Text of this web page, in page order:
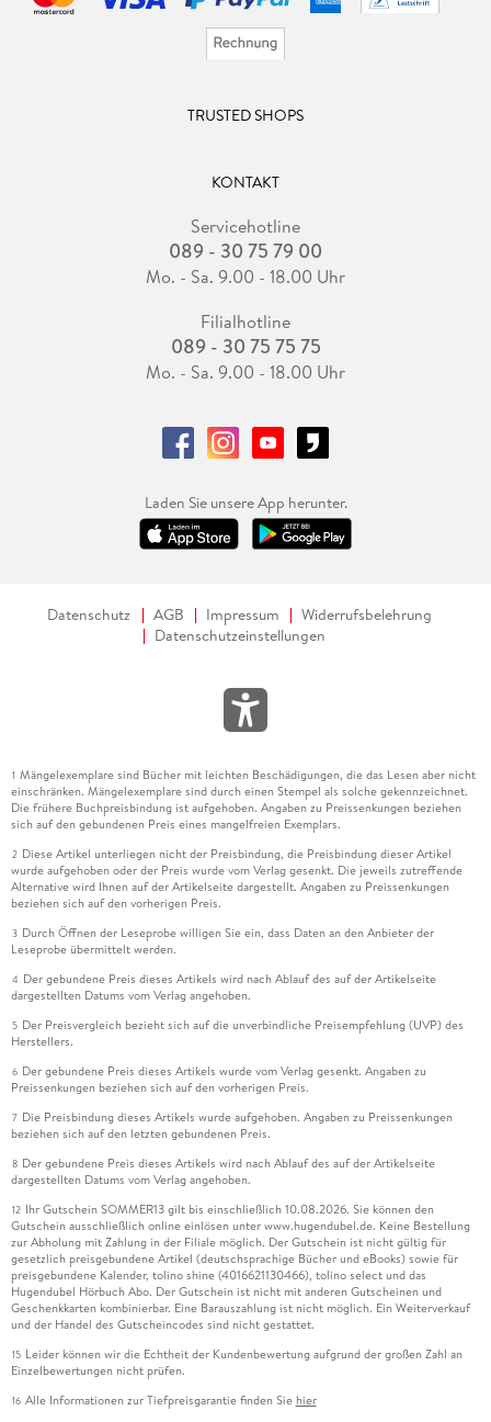
TRUSTED SHOPS
KONTAKT
Servicehotline
089 - 30 75 79 00
Mo. - Sa. 9.00 - 18.00 Uhr
Filialhotline
089 - 30 75 75 75
Mo. - Sa. 9.00 - 18.00 Uhr
Laden Sie unsere App herunter.
Datenschutz AGB Impressum
Widerrufsbelehrung
Datenschutzeinstellungen
1 Mängelexemplare sind Bücher mit leichten Beschädigungen, die das Lesen aber nicht
einschränken. Mängelexemplare sind durch einen Stempel als solche gekennzeichnet.
Die frühere Buchpreisbindung ist aufgehoben. Angaben zu Preissenkungen beziehen
sich auf den gebundenen Preis eines mangelfreien Exemplars.
2 Diese Artikel unterliegen nicht der Preisbindung, die Preisbindung dieser Artikel
wurde aufgehoben oder der Preis wurde vom Verlag gesenkt. Die jeweils zutreffende
Alternative wird Ihnen auf der Artikelseite dargestellt. Angaben zu Preissenkungen
beziehen sich auf den vorherigen Preis.
3 Durch Öffnen der Leseprobe willigen Sie ein, dass Daten an den Anbieter der
Leseprobe übermittelt werden.
4 Der gebundene Preis dieses Artikels wird nach Ablauf des auf der Artikelseite
dargestellten Datums vom Verlag angehoben.
5 Der Preisvergleich bezieht sich auf die unverbindliche Preisempfehlung (UVP) des
Herstellers.
6 Der gebundene Preis dieses Artikels wurde vom Verlag gesenkt. Angaben zu
Preissenkungen beziehen sich auf den vorherigen Preis.
7 Die Preisbindung dieses Artikels wurde aufgehoben. Angaben zu Preissenkungen
beziehen sich auf den letzten gebundenen Preis.
8 Der gebundene Preis dieses Artikels wird nach Ablauf des auf der Artikelseite
dargestellten Datums vom Verlag angehoben.
12 Ihr Gutschein SOMMER13 gilt bis einschließlich 10.08.2026. Sie können den
Gutschein ausschließlich online einlösen unter www.hugendubel.de. Keine Bestellung
zur Abholung mit Zahlung in der Filiale möglich. Der Gutschein ist nicht gültig für
gesetzlich preisgebundene Artikel (deutschsprachige Bücher und eBooks) sowie für
preisgebundene Kalender, tolino shine (4016621130466), tolino select und das
Hugendubel Hörbuch Abo. Der Gutschein ist nicht mit anderen Gutscheinen und
Geschenkkarten kombinierbar. Eine Barauszahlung ist nicht möglich. Ein Weiterverkauf
und der Handel des Gutscheincodes sind nicht gestattet.
15 Leider können wir die Echtheit der Kundenbewertung aufgrund der großen Zahl an
Einzelbewertungen nicht prüfen.
16 Alle Informationen zur Tiefpreisgarantie finden Sie hier